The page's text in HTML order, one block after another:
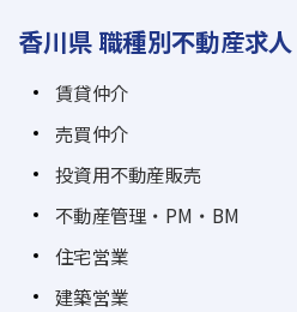
香川県 職種別不動産求人
賃貸仲介
売買仲介
投資用不動産販売
不動産管理・PM・BM
住宅営業
建築営業